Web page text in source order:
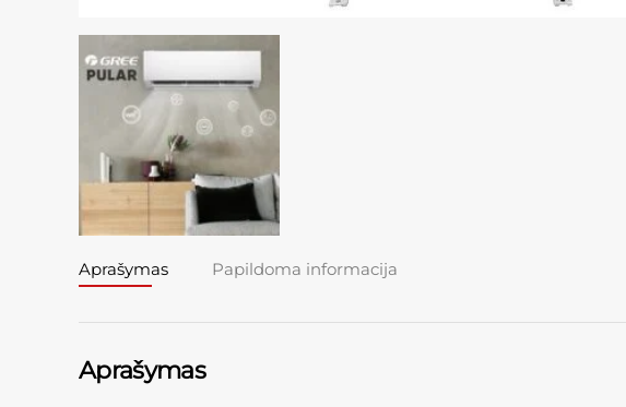
Aprašymas Papildoma informacija
Aprašymas